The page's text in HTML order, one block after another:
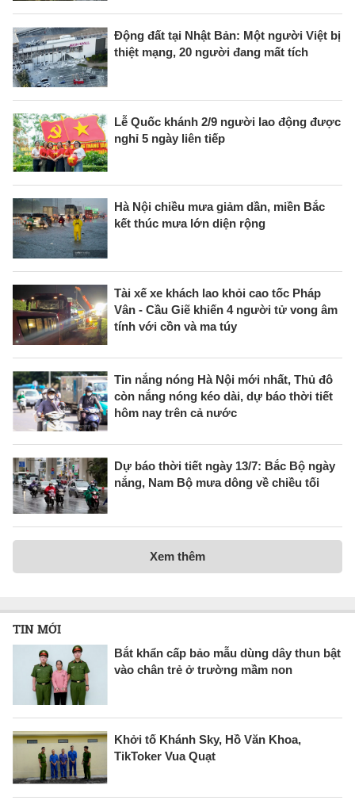
Động đất tại Nhật Bản: Một người Việt bị
thiệt mạng, 20 người đang mất tích
Lễ Quốc khánh 2/9 người lao động được
nghỉ 5 ngày liên tiếp
Hà Nội chiều mưa giảm dần, miền Bắc
kết thúc mưa lớn diện rộng
Tài xế xe khách lao khỏi cao tốc Pháp
Vân - Cầu Giẽ khiến 4 người tử vong âm
tính với cồn và ma túy
Tin nắng nóng Hà Nội mới nhất, Thủ đô
còn nắng nóng kéo dài, dự báo thời tiết
hôm nay trên cả nước
Dự báo thời tiết ngày 13/7: Bắc Bộ ngày
nắng, Nam Bộ mưa dông về chiều tối
Xem thêm
TIN MỚI
Bắt khẩn cấp bảo mẫu dùng dây thun bật
vào chân trẻ ở trường mầm non
Khởi tố Khánh Sky, Hồ Văn Khoa,
TikToker Vua Quạt